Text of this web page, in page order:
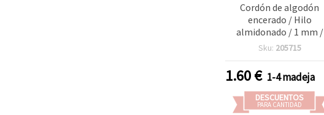
Cordón de algodón
encerado / Hilo
almidonado / 1 mm /
Marrón / aprox. 68 m
Sku: 205715
1.60€ 1-4 madeja
DESCUENTOS
PARA CANTIDAD